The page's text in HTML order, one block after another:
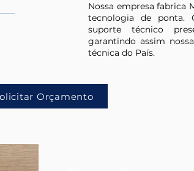
Nossa empresa fabrica
tecnologia de ponta.
suporte técnico
garantindo assim
técnica do País.
Orçamento